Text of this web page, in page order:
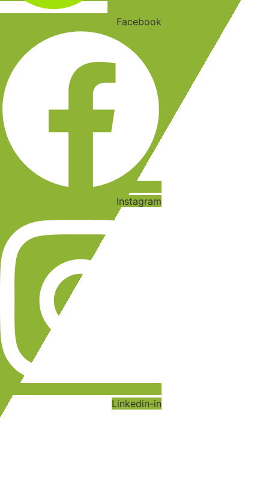
Facebook
Instagram
Linkedin-in